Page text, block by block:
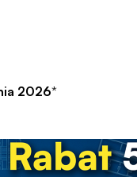
2026*